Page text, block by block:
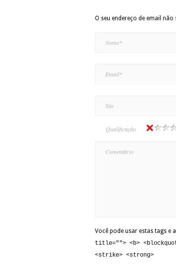
O seu endereço de email
Qualificação
Você pode usar estas tags e
title=""> <b>
<strike> <strong>